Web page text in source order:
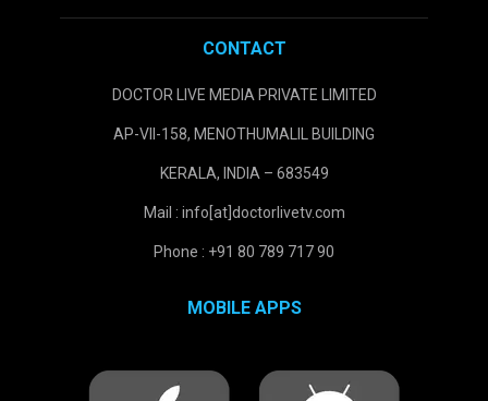
CONTACT
DOCTOR LIVE MEDIA PRIVATE LIMITED
AP-VII-158, MENOTHUMALIL BUILDING
KERALA, INDIA – 683549
Mail : info[at]doctorlivetv.com
Phone : +91 80 789 717 90
MOBILE APPS